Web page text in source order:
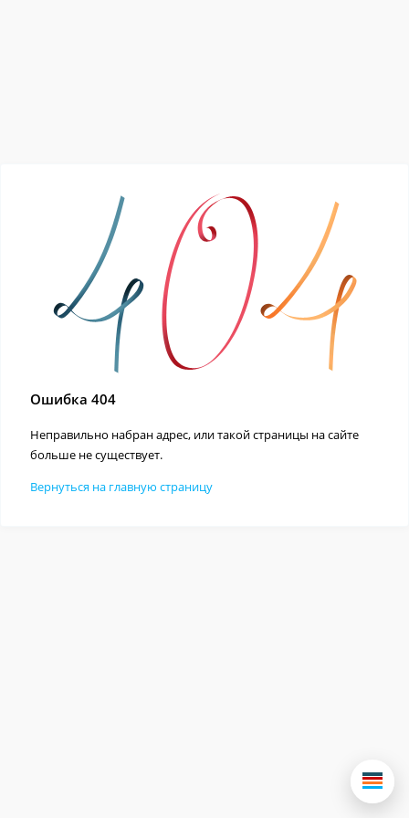
Ошибка 404
Неправильно набран адрес, или такой страницы на сайте
больше не существует.
Вернуться на главную страницу